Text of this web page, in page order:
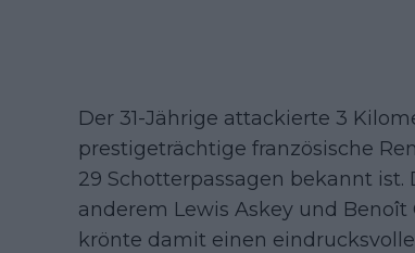
Der 31-Jährige attackierte 3
prestigeträchtige französische
29 Schotterpassagen bekannt
anderem Lewis Askey und Benoît
krönte damit einen